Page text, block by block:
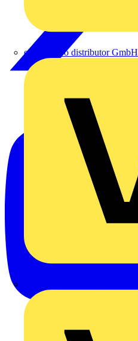
eldis electro distributor GmbH